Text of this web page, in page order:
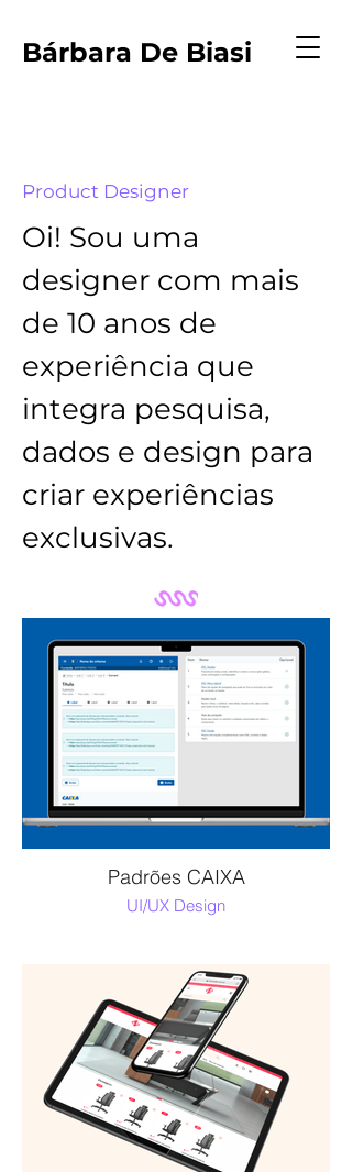
Bárbara De Biasi
Product Designer
Oi! Sou uma
designer com mais
de 10 anos de
experiência que
integra pesquisa,
dados e design para
criar experiências
exclusivas.
Padrões CAIXA
UI/UX Design